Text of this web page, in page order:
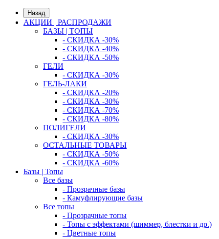
Назад
АКЦИИ | РАСПРОДАЖИ
БАЗЫ | ТОПЫ
- СКИДКА -30%
- СКИДКА -40%
- СКИДКА -50%
ГЕЛИ
- СКИДКА -30%
ГЕЛЬ-ЛАКИ
- СКИДКА -20%
- СКИДКА -30%
- СКИДКА -70%
- СКИДКА -80%
ПОЛИГЕЛИ
- СКИДКА -30%
ОСТАЛЬНЫЕ ТОВАРЫ
- СКИДКА -50%
- СКИДКА -60%
Базы | Топы
Все базы
- Прозрачные базы
- Камуфлирующие базы
Все топы
- Прозрачные топы
- Топы с эффектами (шиммер, блестки и др.)
- Цветные топы